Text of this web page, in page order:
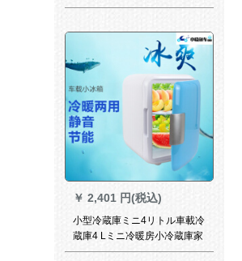
箱の便利式冷凍恒温ミニ家庭
￥ 2,401 円(税込)
小型冷蔵庫ミニ4リトル車載冷
蔵庫4 Lミニ冷暖房小冷蔵庫家
兼用小型寮家庭用冷蔵加熱箱